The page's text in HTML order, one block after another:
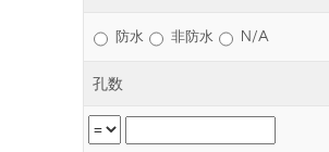
防水 非防水 N/A
孔数